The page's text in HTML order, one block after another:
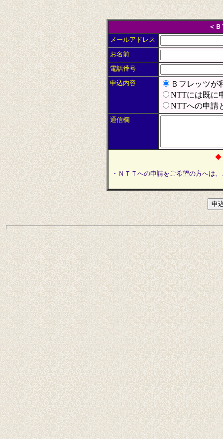
＜
メールアドレス
お名前
電話番号
申込内容
Ｂフレッツが
NTTには既に
NTTへの申請
通信欄
◆
・ＮＴＴへの申請をご希望の方へは